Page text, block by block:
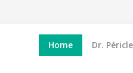
Home Dr.